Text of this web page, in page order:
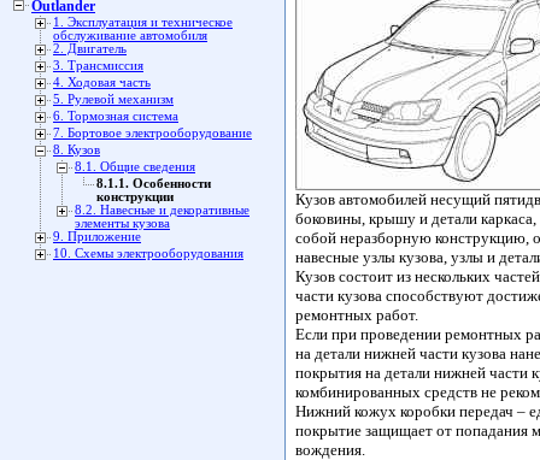
Outlander
1. Эксплуатация и техническое
обслуживание автомобиля
2. Двигатель
3. Трансмиссия
4. Ходовая часть
5. Рулевой механизм
6. Тормозная система
7. Бортовое электрооборудование
8. Кузов
8.1. Общие сведения
8.1.1. Особенности
конструкции
8.2. Навесные и декоративные
элементы кузова
9. Приложение
10. Схемы электрооборудования
Кузов автомобилей несущий
боковины, крышу и детали
собой неразборную конструкцию,
навесные узлы кузова, узлы и
Кузов состоит из нескольких
части кузова способствуют
ремонтных работ.
Если при проведении ремонтных
на детали нижней части кузова
покрытия на детали нижней части
комбинированных средств не
Нижний кожух коробки передач –
покрытие защищает от попадания
вождения.